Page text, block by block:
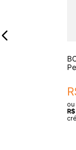
ou
R$